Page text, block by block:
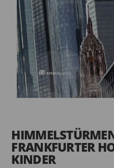
FRANKFURTER
KINDER